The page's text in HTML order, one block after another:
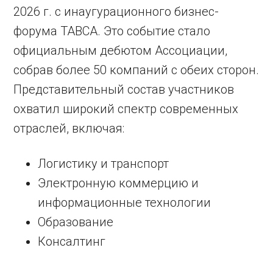
2026 г. с инаугурационного бизнес-
форума TABCA. Это событие стало
официальным дебютом Ассоциации,
собрав более 50 компаний с обеих сторон.
Представительный состав участников
охватил широкий спектр современных
отраслей, включая:
Логистику и транспорт
Электронную коммерцию и
информационные технологии
Образование
Консалтинг